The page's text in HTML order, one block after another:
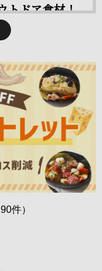
ちらから！
サラミ
が絶品！程よい硬
かな味わいが特徴で
ショナル エスプー
トドア食材！
に、ソムリエが「ワ
ロ”知床牛生産者・
パーが共同開発し
毛和牛「知床牛」
ました。
件）